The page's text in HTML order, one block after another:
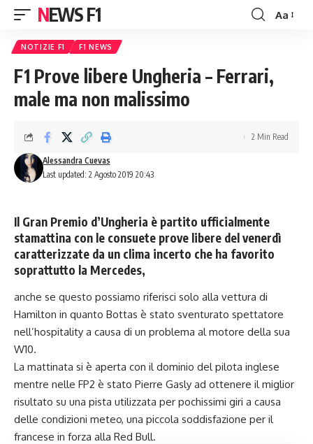
NEWS F1
Font
Aa
NOTIZIE F1 F1 NEWS
F1 Prove libere Ungheria – Ferrari,
male ma non malissimo
Last updated: 2 Agosto 2019 20:43
Alessandra Cuevas
2 Min Read
Il Gran Premio d’Ungheria è partito ufficialmente
stamattina con le consuete prove libere del venerdì
caratterizzate da un clima incerto che ha favorito
soprattutto la Mercedes,
anche se questo possiamo riferisci solo alla vettura di
Hamilton in quanto Bottas è stato sventurato spettatore
nell’hospitality a causa di un problema al motore della sua
W10.
La mattinata si è aperta con il dominio del pilota inglese
mentre nelle FP2 è stato Pierre Gasly ad ottenere il miglior
risultato su una pista utilizzata per pochissimi giri a causa
delle condizioni meteo, una piccola soddisfazione per il
francese in forza alla Red Bull.